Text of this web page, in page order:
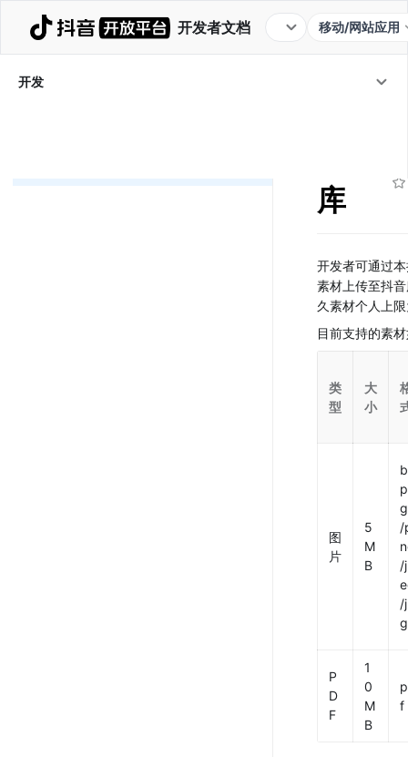
开发者文档 移动/网站应用
开发
常见工具
库
开发者可通过
素材上传至抖
久素材个人上
目前支持的素
类
型
大
小
图
片
5
M
B
/
/
/
g
P
D
F
1
0
M
B
f